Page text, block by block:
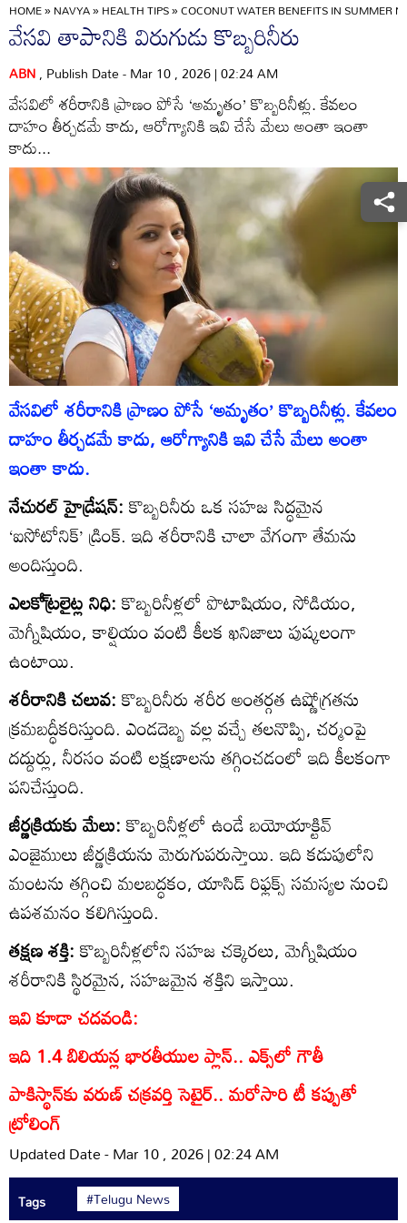
HOME»NAVYA»HEALTH TIPS»COCONUT WATER BENEFITS IN SUMMER
వేసవి తాపానికి విరుగుడు కొబ్బరినీరు
ABN, Publish Date - Mar 10 , 2026 | 02:24 AM
వేసవిలో శరీరానికి ప్రాణం పోసే ‘అమృతం’ కొబ్బరినీళ్లు. కేవలం
దాహం తీర్చడమే కాదు, ఆరోగ్యానికి ఇవి చేసే మేలు అంతా ఇంతా
కాదు...
వేసవిలో శరీరానికి ప్రాణం పోసే ‘అమృతం’ కొబ్బరినీళ్లు. కేవలం
దాహం తీర్చడమే కాదు, ఆరోగ్యానికి ఇవి చేసే మేలు అంతా
ఇంతా కాదు.
నేచురల్‌ హైడ్రేషన్‌:కొబ్బరినీరు ఒక సహజ సిద్ధమైన
‘ఐసోటోనిక్‌’ డ్రింక్‌. ఇది శరీరానికి చాలా వేగంగా తేమను
అందిస్తుంది.
ఎలకో్ట్రలైట్ల నిధి:కొబ్బరినీళ్లలో పొటాషియం, సోడియం,
మెగ్నీషియం, కాల్షియం వంటి కీలక ఖనిజాలు పుష్కలంగా
ఉంటాయి.
శరీరానికి చలువ:కొబ్బరినీరు శరీర అంతర్గత ఉష్ణోగ్రతను
క్రమబద్ధీకరిస్తుంది. ఎండదెబ్బ వల్ల వచ్చే తలనొప్పి, చర్మంపై
దద్దుర్లు, నీరసం వంటి లక్షణాలను తగ్గించడంలో ఇది కీలకంగా
పనిచేస్తుంది.
జీర్ణక్రియకు మేలు:కొబ్బరినీళ్లలో ఉండే బయోయాక్టివ్‌
ఎంజైములు జీర్ణక్రియను మెరుగుపరుస్తాయి. ఇది కడుపులోని
మంటను తగ్గించి మలబద్ధకం, యాసిడ్‌ రిఫ్లక్స్‌ సమస్యల నుంచి
ఉపశమనం కలిగిస్తుంది.
తక్షణ శక్తి:కొబ్బరినీళ్లలోని సహజ చక్కెరలు, మెగ్నీషియం
శరీరానికి స్థిరమైన, సహజమైన శక్తిని ఇస్తాయి.
ఇవి కూడా చదవండి:
ఇది 1.4 బిలియన్ల భారతీయుల ప్లాన్.. ఎక్స్‌లో గౌతీ
పాకిస్థాన్‌కు వరుణ్ చక్రవర్తి సెటైర్.. మరోసారి టీ కప్పుతో
ట్రోలింగ్
Updated Date - Mar 10 , 2026 | 02:24 AM
Tags #Telugu News